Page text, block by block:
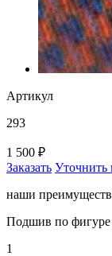
Артикул
293
1 500 ₽
Заказать Уточнить
наши
Подшив по фигуре
1